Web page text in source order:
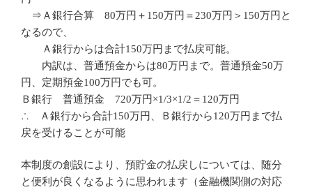
⇒Ａ銀行合算 80万円＋150万円＝230万円＞150万円と
なるので、
Ａ銀行からは合計150万円まで払戻可能。
内訳は、普通預金からは80万円まで。普通預金50万
円、定期預金100万円でも可。
Ｂ銀行 普通預金 720万円×1/3×1/2＝120万円
∴ Ａ銀行から合計150万円、Ｂ銀行から120万円まで払
戻を受けることが可能
本制度の創設により、預貯金の払戻しについては、随分
と便利が良くなるように思われます（金融機関側の対応